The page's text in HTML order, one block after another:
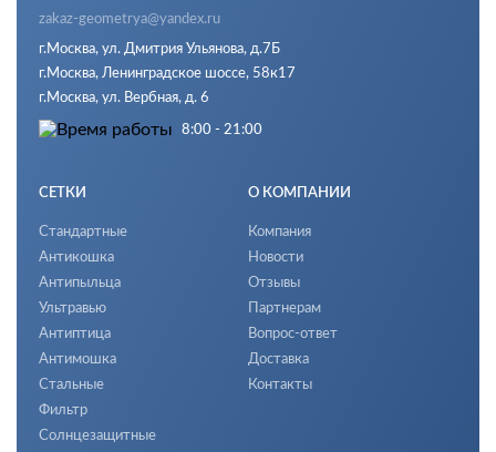
zakaz-geometrya@yandex.ru
г.Москва, ул. Дмитрия Ульянова, д.7Б
г.Москва, Ленинградское шоссе, 58к17
г.Москва, ул. Вербная, д. 6
8:00 - 21:00
СЕТКИ
Стандартные
Антикошка
Антипыльца
Ультравью
Антиптица
Антимошка
Стальные
Фильтр
Солнцезащитные
О КОМПАНИИ
Компания
Новости
Отзывы
Партнерам
Вопрос-ответ
Доставка
Контакты